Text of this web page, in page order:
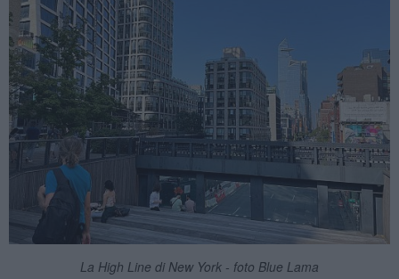
La High Line di New York - foto Blue Lama